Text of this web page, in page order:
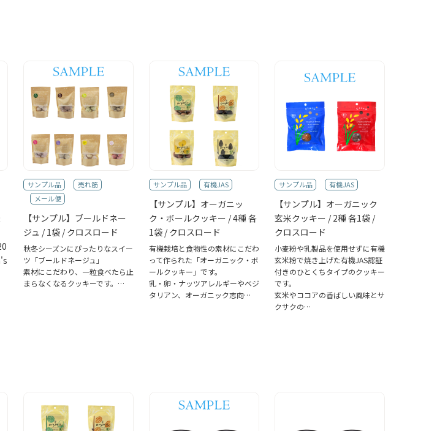
サンプル品
売れ筋
メール便
【サンプル】ブールドネー
ジュ / 1袋 / クロスロード
秋冬シーズンにぴったりなスイー
ツ「ブールドネージュ」
素材にこだわり、一粒食べたら止
まらなくなるクッキーです。…
サンプル品 有機JAS
【サンプル】オーガニッ
ク・ボールクッキー / 4種 各
1袋 / クロスロード
有機栽培と食物性の素材にこだわ
って作られた「オーガニック・ボ
ールクッキー」です。
乳・卵・ナッツアレルギーやベジ
タリアン、オーガニック志向…
サンプル品 有機JAS
【サンプル】オーガニック
玄米クッキー / 2種 各1袋 /
クロスロード
小麦粉や乳製品を使用せずに有機
玄米粉で焼き上げた有機JAS認証
付きのひとくちタイプのクッキー
です。
玄米やココアの香ばしい風味とサ
クサクの…